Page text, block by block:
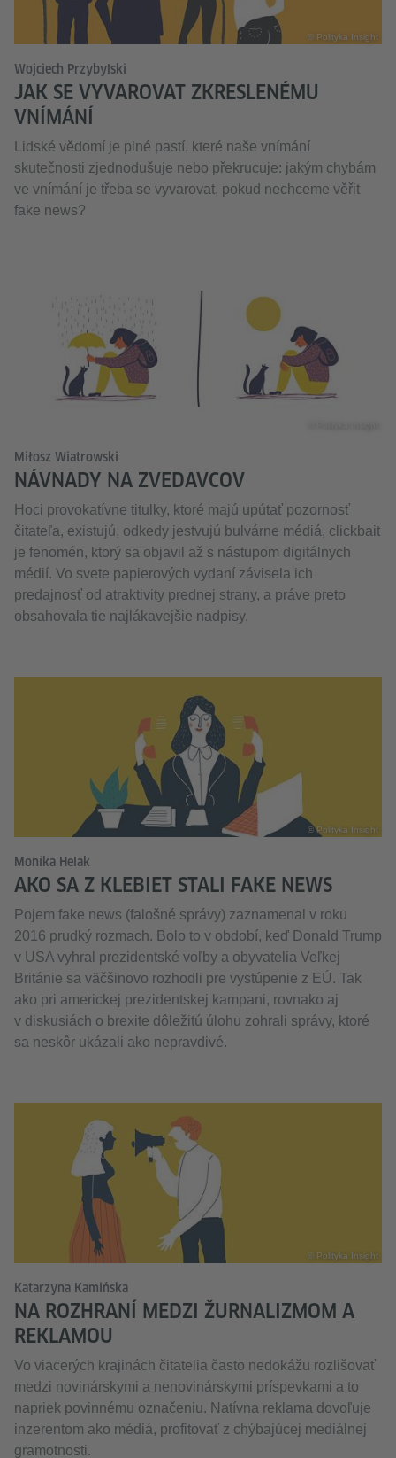
© Polityka Insight
Wojciech Przybylski
JAK SE VYVAROVAT ZKRESLENÉMU
VNÍMÁNÍ
Lidské vědomí je plné pastí, které naše vnímání
skutečnosti zjednodušuje nebo překrucuje: jakým chybám
ve vnímání je třeba se vyvarovat, pokud nechceme věřit
fake news?
Miłosz Wiatrowski
NÁVNADY NA ZVEDAVCOV
Hoci provokatívne titulky, ktoré majú upútať pozornosť
čitateľa, existujú, odkedy jestvujú bulvárne médiá, clickbait
je fenomén, ktorý sa objavil až s nástupom digitálnych
médií. Vo svete papierových vydaní závisela ich
predajnosť od atraktivity prednej strany, a práve preto
obsahovala tie najlákavejšie nadpisy.
© Polityka Insight
Monika Helak
AKO SA Z KLEBIET STALI FAKE NEWS
Pojem fake news (falošné správy) zaznamenal v roku
2016 prudký rozmach. Bolo to v období, keď Donald Trump
v USA vyhral prezidentské voľby a obyvatelia Veľkej
Británie sa väčšinovo rozhodli pre vystúpenie z EÚ. Tak
ako pri americkej prezidentskej kampani, rovnako aj
v diskusiách o brexite dôležitú úlohu zohrali správy, ktoré
sa neskôr ukázali ako nepravdivé.
© Polityka Insight
Katarzyna Kamińska
NA ROZHRANÍ MEDZI ŽURNALIZMOM A
REKLAMOU
Vo viacerých krajinách čitatelia často nedokážu rozlišovať
medzi novinárskymi a nenovinárskymi príspevkami a to
napriek povinnému označeniu. Natívna reklama dovoľuje
inzerentom ako médiá, profitovať z chýbajúcej mediálnej
gramotnosti.